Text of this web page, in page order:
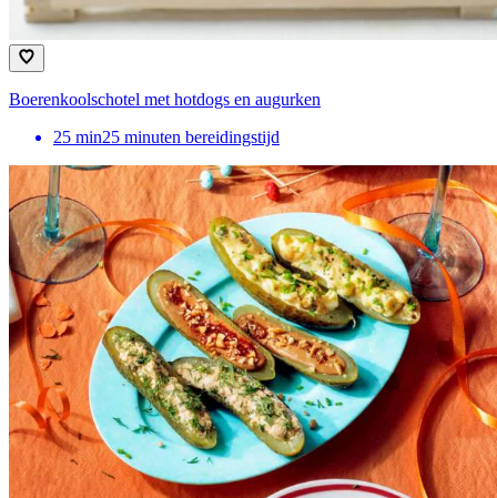
Boerenkoolschotel met hotdogs en augurken
25 min25 minuten bereidingstijd